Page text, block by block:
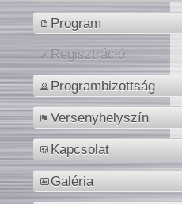
Program
Regisztráció
Programbizottság
Versenyhelyszín
Kapcsolat
Galéria